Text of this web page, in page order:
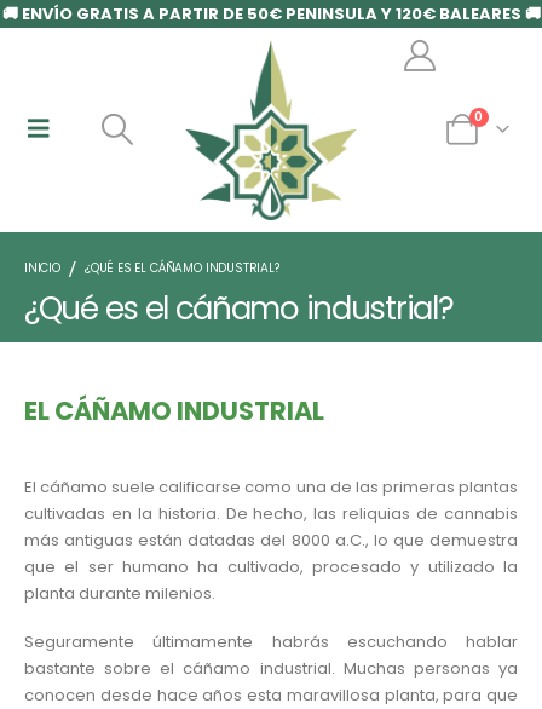
🚚 ENVÍO GRATIS A PARTIR DE 50€ PENINSULA Y 120€ BALEARES 🚚
0
INICIO ¿QUÉ ES EL CÁÑAMO INDUSTRIAL?
¿Qué es el cáñamo industrial?
EL CÁÑAMO INDUSTRIAL
El cáñamo suele calificarse como una de las primeras plantas
cultivadas en la historia. De hecho, las reliquias de cannabis
más antiguas están datadas del 8000 a.C., lo que demuestra
que el ser humano ha cultivado, procesado y utilizado la
planta durante milenios.
Seguramente últimamente habrás escuchando hablar
bastante sobre el cáñamo industrial. Muchas personas ya
conocen desde hace años esta maravillosa planta, para que